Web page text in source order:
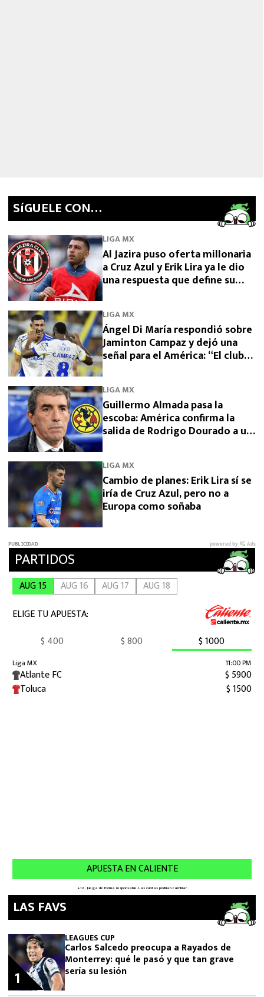
SíGUELE CON…
LIGA MX
Al Jazira puso oferta millonaria
a Cruz Azul y Erik Lira ya le dio
una respuesta que define su
LIGA MX
Ángel Di María respondió sobre
Jaminton Campaz y dejó una
señal para el América: “El club
LIGA MX
Guillermo Almada pasa la
escoba: América confirma la
salida de Rodrigo Dourado a un
LIGA MX
Cambio de planes: Erik Lira sí se
iría de Cruz Azul, pero no a
Europa como soñaba
LAS FAVS
LEAGUES CUP
Carlos Salcedo preocupa a Rayados de
Monterrey: qué le pasó y que tan grave
sería su lesión
1